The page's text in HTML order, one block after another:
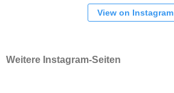
View on Instagram
Weitere Instagram-Seiten